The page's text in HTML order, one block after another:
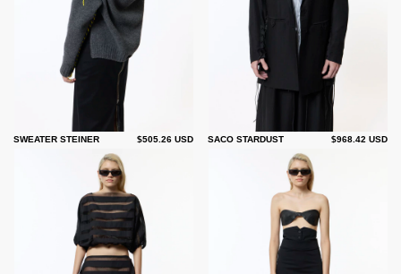
SWEATER STEINER $505.26 USD SACO STARDUST $968.42 USD